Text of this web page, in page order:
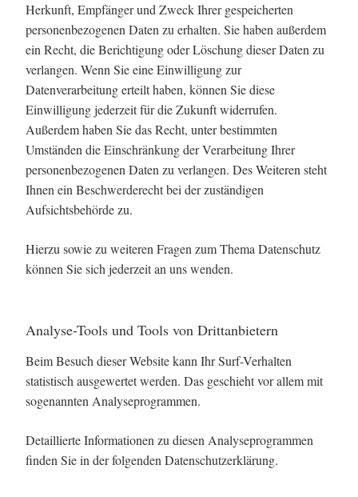
Herkunft, Empfänger und Zweck Ihrer gespeicherten
personenbezogenen Daten zu erhalten. Sie haben außerdem
ein Recht, die Berichtigung oder Löschung dieser Daten zu
verlangen. Wenn Sie eine Einwilligung zur
Datenverarbeitung erteilt haben, können Sie diese
Einwilligung jederzeit für die Zukunft widerrufen.
Außerdem haben Sie das Recht, unter bestimmten
Umständen die Einschränkung der Verarbeitung Ihrer
personenbezogenen Daten zu verlangen. Des Weiteren steht
Ihnen ein Beschwerderecht bei der zuständigen
Aufsichtsbehörde zu.
Hierzu sowie zu weiteren Fragen zum Thema Datenschutz
können Sie sich jederzeit an uns wenden.
Analyse-Tools und Tools von Dritt­anbietern
Beim Besuch dieser Website kann Ihr Surf-Verhalten
statistisch ausgewertet werden. Das geschieht vor allem mit
sogenannten Analyseprogrammen.
Detaillierte Informationen zu diesen Analyseprogrammen
finden Sie in der folgenden Datenschutzerklärung.